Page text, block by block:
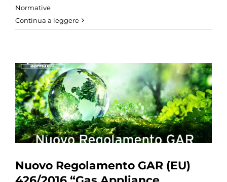
Normative
Continua a leggere
Nuovo Regolamento GAR (EU)